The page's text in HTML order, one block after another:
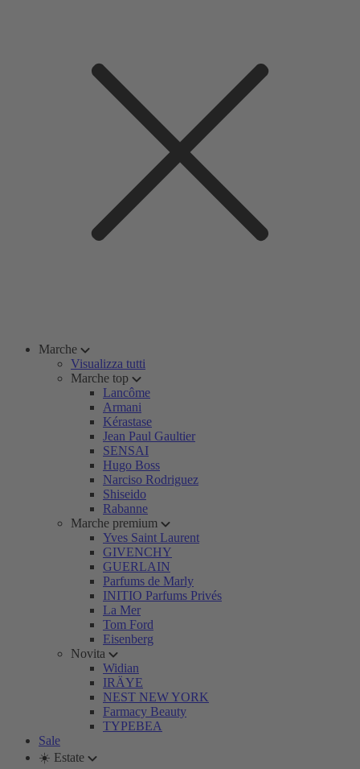
Marche
Visualizza tutti
Marche top
Lancôme
Armani
Kérastase
Jean Paul Gaultier
SENSAI
Hugo Boss
Narciso Rodriguez
Shiseido
Rabanne
Marche premium
Yves Saint Laurent
GIVENCHY
GUERLAIN
Parfums de Marly
INITIO Parfums Privés
La Mer
Tom Ford
Eisenberg
Novita
Widian
IRÄYE
NEST NEW YORK
Farmacy Beauty
TYPEBEA
Sale
☀️ Estate